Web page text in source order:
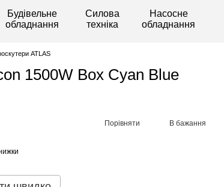
Будівельне
обладнання
Силова
техніка
Насосне
обладнання
ATLAS
1500W Box Cyan Blue
Порівняти В бажання